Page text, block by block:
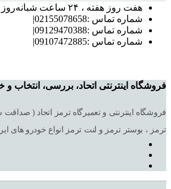
هفت روز هفته ، ۲۴ ساعت شبانه‌روز پاسخگوی شما هستیم
شماره تماس :02155078658|
شماره تماس :09129470388|
شماره تماس :09107472885|
فروشگاه اینترنتی اتحاد، بررسی، انتخاب و
ترمز ، بوستر ترمز و لنت ترمز انواع خودرو های